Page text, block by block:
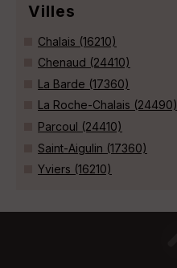
Villes
Chalais (16210)
Chenaud (24410)
La Barde (17360)
La Roche-Chalais (24490)
Parcoul (24410)
Saint-Aigulin (17360)
Yviers (16210)